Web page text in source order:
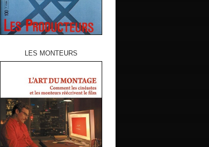
LES MONTEURS